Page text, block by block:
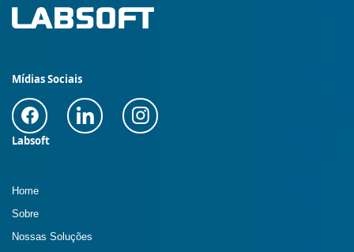
Mídias Sociais
Labsoft
Home
Sobre
Nossas Soluções